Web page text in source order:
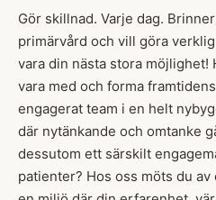
Gör skillnad. Varje dag.
primärvård och vill göra
vara din nästa stora möjlighet!
vara med och forma
engagerat team i en helt
där nytänkande och omtanke
dessutom ett särskilt
patienter? Hos oss möts du